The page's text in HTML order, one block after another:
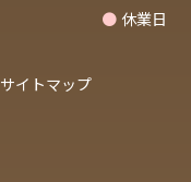
● 休業日
サイトマップ